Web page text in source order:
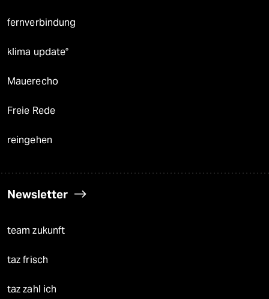
fernverbindung
klima update°
Mauerecho
Freie Rede
reingehen
Newsletter
team zukunft
taz frisch
taz zahl ich